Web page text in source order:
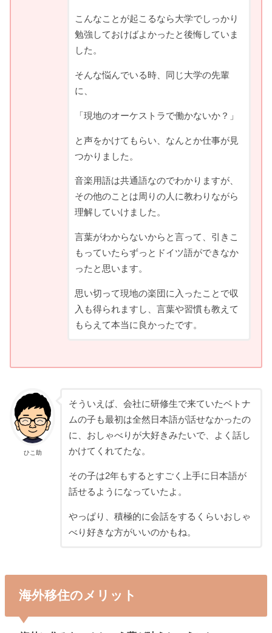
こんなことが起こるなら大学でしっかり
勉強しておけばよかったと後悔していま
した。
そんな悩んでいる時、同じ大学の先輩
に、
「現地のオーケストラで働かないか？」
と声をかけてもらい、なんとか仕事が見
つかりました。
音楽用語は共通語なのでわかりますが、
その他のことは周りの人に教わりながら
理解していけました。
言葉がわからないからと言って、引きこ
もっていたらずっとドイツ語ができなか
ったと思います。
思い切って現地の楽団に入ったことで収
入も得られますし、言葉や習慣も教えて
もらえて本当に良かったです。
ひこ助
そういえば、会社に研修生で来ていたベトナ
ムの子も最初は全然日本語が話せなかったの
に、おしゃべりが大好きみたいで、よく話し
かけてくれてたな。
その子は2年もするとすごく上手に日本語が
話せるようになっていたよ。
やっぱり、積極的に会話をするくらいおしゃ
べり好きな方がいいのかもね。
海外移住のメリット